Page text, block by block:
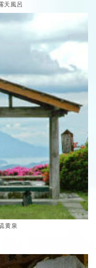
天風呂
黄泉